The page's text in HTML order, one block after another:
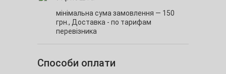
мінімальна сума замовлення — 150
грн., Доставка - по тарифам
перевізника
Способи оплати